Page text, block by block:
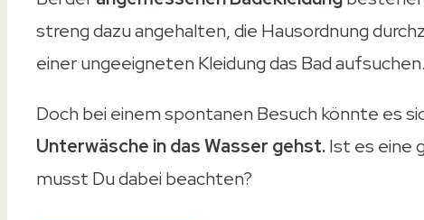
streng dazu angehalten, die Hausordnung
einer ungeeigneten Kleidung das Bad aufsuchen.
Doch bei einem spontanen Besuch könnte es
Unterwäsche in das Wasser gehst.Ist es eine
musst Du dabei beachten?